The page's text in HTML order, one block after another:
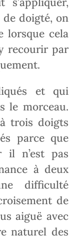
de doigté, on
lorsque cela
recourir par
et qui
le morceau.
trois doigts
parce que
il n’est pas
à deux
difficulté
de
aiguë avec
naturel des